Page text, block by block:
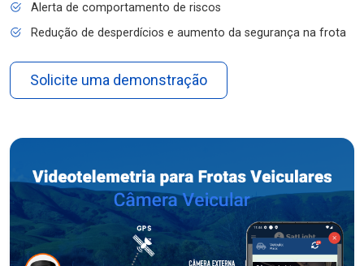
Alerta de comportamento de riscos
Redução de desperdícios e aumento da segurança na frota
Solicite uma demonstração